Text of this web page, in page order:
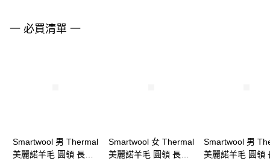
一 必買清單 一
Smartwool 男 Thermal
美麗諾羊毛 圓領 長袖
Smartwool 女 Thermal
美麗諾羊毛 圓領 長袖
Smartwool 男
美麗諾羊毛 圓領